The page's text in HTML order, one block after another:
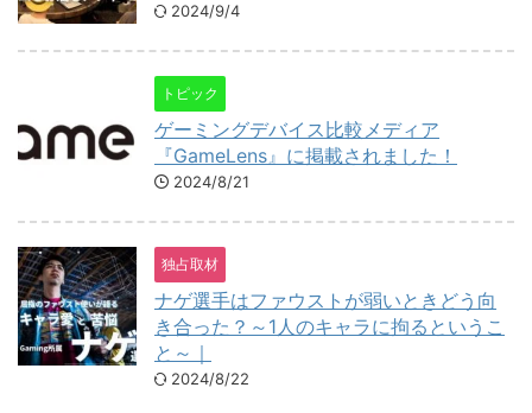
2024/9/4
トピック
ゲーミングデバイス比較メディア
『GameLens』に掲載されました！
2024/8/21
独占取材
ナゲ選手はファウストが弱いときどう向
き合った？～1人のキャラに拘るというこ
と～｜
2024/8/22